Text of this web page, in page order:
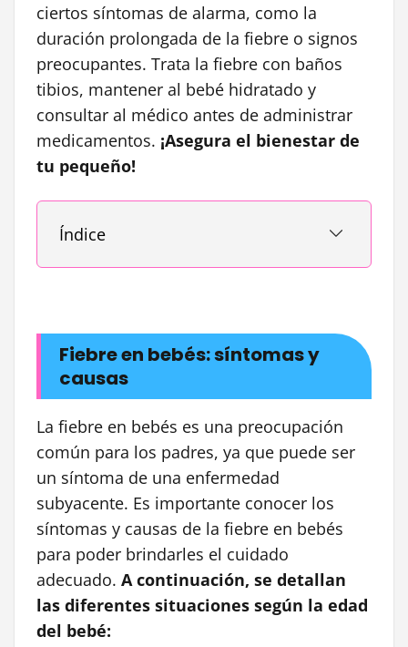
ciertos síntomas de alarma, como la
duración prolongada de la fiebre o signos
preocupantes. Trata la fiebre con baños
tibios, mantener al bebé hidratado y
consultar al médico antes de administrar
medicamentos. ¡Asegura el bienestar de
tu pequeño!
Índice
Fiebre en bebés: síntomas y
causas
La fiebre en bebés es una preocupación
común para los padres, ya que puede ser
un síntoma de una enfermedad
subyacente. Es importante conocer los
síntomas y causas de la fiebre en bebés
para poder brindarles el cuidado
adecuado. A continuación, se detallan
las diferentes situaciones según la edad
del bebé: